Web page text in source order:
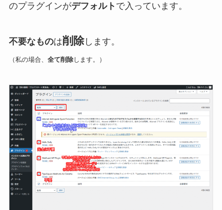
のプラグインがデフォルト で入っています。
不要なものは削除します。
（私の場合、 全て削除します。）